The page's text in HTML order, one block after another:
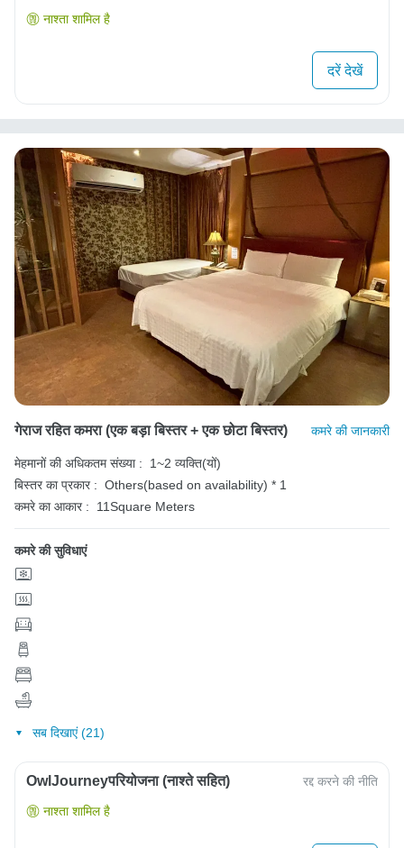
नाश्ता शामिल है
दरें देखें
गेराज रहित कमरा (एक बड़ा बिस्तर + एक छोटा बिस्तर) कमरे की जानकारी
मेहमानों की अधिकतम संख्या :
1~2 व्यक्ति(यों)
बिस्तर का प्रकार : Others(based on availability) * 1
कमरे का आकार :
11Square Meters
कमरे की सुविधाएं
सब दिखाएं (21)
OwlJourneyपरियोजना (नाश्ते सहित) रद्द करने की नीति
नाश्ता शामिल है